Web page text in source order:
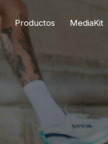
Productos MediaKit